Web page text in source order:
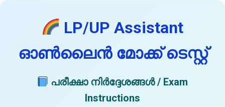
LP/UP Assistant
ഓൺലൈൻ മോക്ക് ടെസ്റ്റ്
പരീക്ഷാ നിർദ്ദേശങ്ങൾ / Exam
Instructions